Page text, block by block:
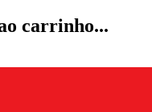
carrinho...